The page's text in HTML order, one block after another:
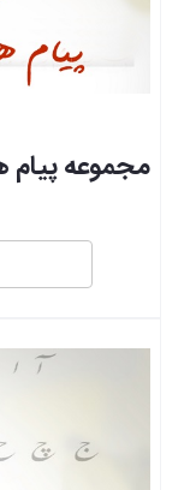
مجموعه پیام